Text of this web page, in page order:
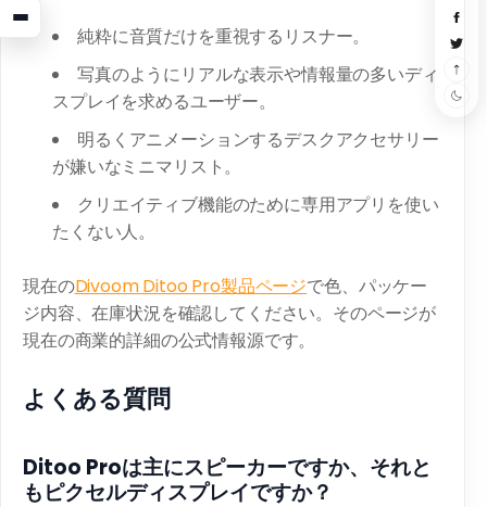
純粋に音質だけを重視するリスナー。
写真のようにリアルな表示や情報量の多いディ
スプレイを求めるユーザー。
明るくアニメーションするデスクアクセサリー
が嫌いなミニマリスト。
クリエイティブ機能のために専用アプリを使い
たくない人。
現在のDivoom Ditoo Pro製品ページで色、パッケー
ジ内容、在庫状況を確認してください。そのページが
現在の商業的詳細の公式情報源です。
よくある質問
Ditoo Proは主にスピーカーですか、それと
もピクセルディスプレイですか？